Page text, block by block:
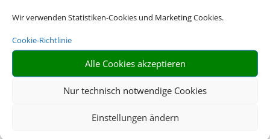
Wir verwenden Statistiken-Cookies und Marketing Cookies.
Cookie-Richtlinie
Alle Cookies akzeptieren
Nur technisch notwendige Cookies
Einstellungen ändern
Mietwagen